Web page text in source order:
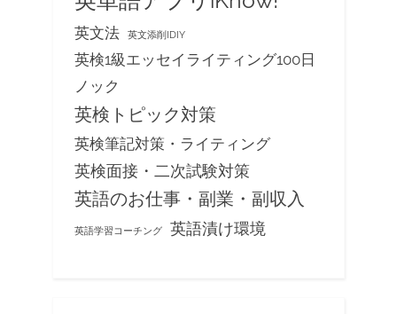
英文法 英文添削IDIY
英検1級エッセイライティング100日
ノック
英検トピック対策
英検筆記対策・ライティング
英検面接・二次試験対策
英語のお仕事・副業・副収入
英語学習コーチング 英語漬け環境